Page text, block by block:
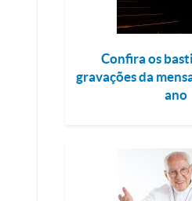
Confira os
gravações da
ano